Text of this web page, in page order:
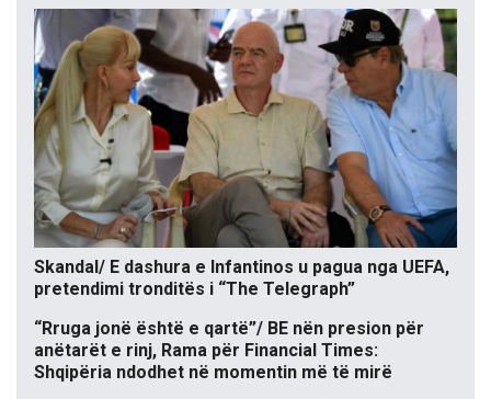
Skandal/ E dashura e Infantinos u pagua nga UEFA,
pretendimi tronditës i “The Telegraph”
“Rruga jonë është e qartë”/ BE nën presion për
anëtarët e rinj, Rama për Financial Times:
Shqipëria ndodhet në momentin më të mirë